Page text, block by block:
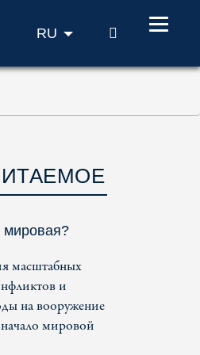
RU ПОИСК
мировая?
масштабных
и
на вооружение
мировой